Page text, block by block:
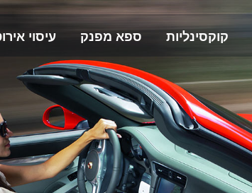
קוקסינליות ספא מפנק עיסוי